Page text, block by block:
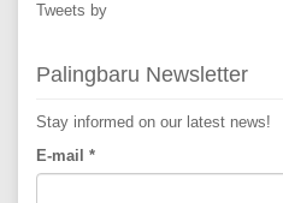
Tweets by
Palingbaru Newsletter
Stay informed on our latest news!
E-mail *